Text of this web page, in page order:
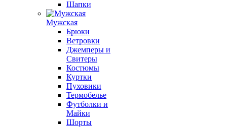
Шапки
Мужская
Брюки
Ветровки
Джемперы и
Свитеры
Костюмы
Куртки
Пуховики
Термобелье
Футболки и
Майки
Шорты